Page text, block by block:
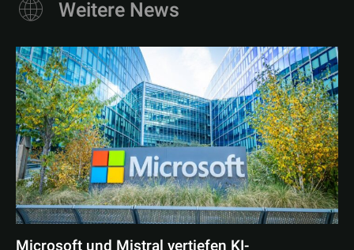
Weitere News